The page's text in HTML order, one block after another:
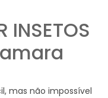
INSETOS
mas não impossível